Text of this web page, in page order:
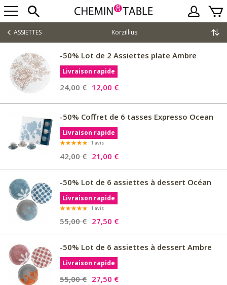
ASSIETTES Korzillius
-50% Lot de 2 Assiettes plate Ambre
Livraison rapide
24,00 € 12,00 €
-50% Coffret de 6 tasses Expresso Ocean
Livraison rapide
1 avis
42,00 € 21,00 €
-50% Lot de 6 assiettes à dessert Océan
Livraison rapide
1 avis
55,00 € 27,50 €
-50% Lot de 6 assiettes à dessert Ambre
Livraison rapide
55,00 € 27,50 €